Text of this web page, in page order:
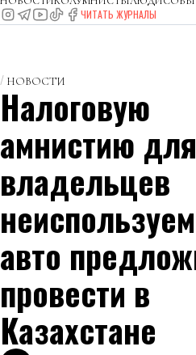
ЧИТАТЬ ЖУРНАЛЫ
НОВОСТИ
Налоговую
амнистию для
владельцев
авто
провести в
Казахстане